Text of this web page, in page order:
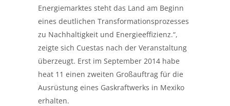
Energiemarktes steht das Land am Beginn
eines deutlichen Transformationsprozesses
zu Nachhaltigkeit und Energieeffizienz.“,
zeigte sich Cuestas nach der Veranstaltung
überzeugt. Erst im September 2014 habe
heat 11 einen zweiten Großauftrag für die
Ausrüstung eines Gaskraftwerks in Mexiko
erhalten.